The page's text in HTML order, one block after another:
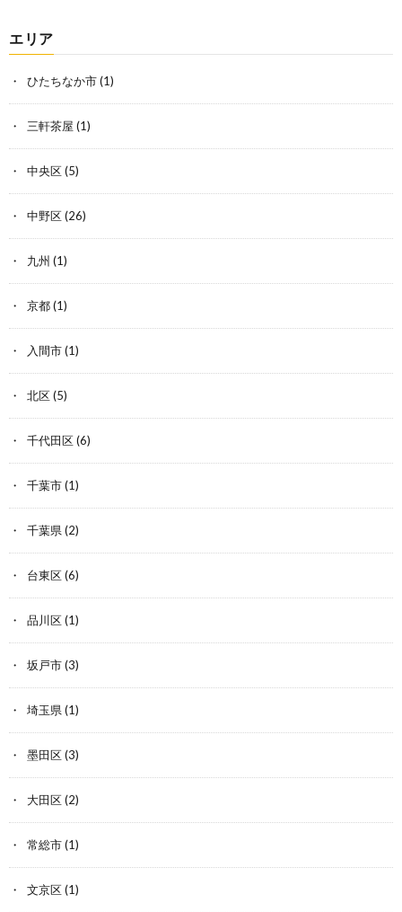
エリア
ひたちなか市(1)
三軒茶屋 (1)
中央区(5)
中野区(26)
九州 (1)
京都(1)
入間市(1)
北区(5)
千代田区(6)
千葉市(1)
千葉県(2)
台東区(6)
品川区(1)
坂戸市(3)
埼玉県(1)
墨田区(3)
大田区(2)
常総市(1)
文京区(1)